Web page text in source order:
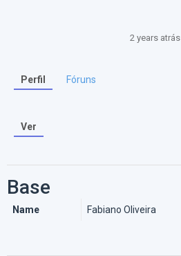
2 years atrás
Perfil Fóruns
Ver
Base
Name Fabiano Oliveira